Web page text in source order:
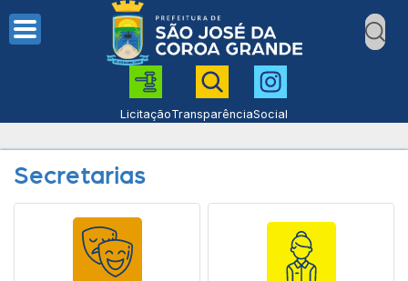
LicitaçãoTransparênciaSocial
Secretarias